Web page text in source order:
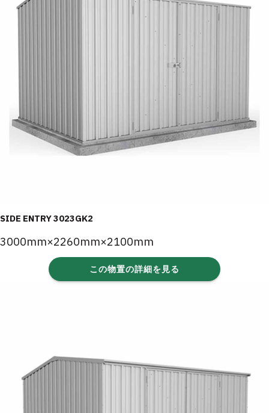
SIDE ENTRY 3023GK2
3000mm×2260mm×2100mm
この物置の詳細を見る